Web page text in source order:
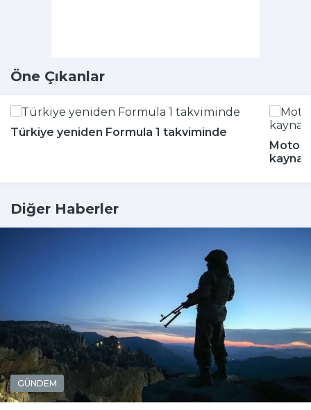
Öne Çıkanlar
Türkiye yeniden Formula 1 takviminde
Diğer Haberler
GÜNDEM